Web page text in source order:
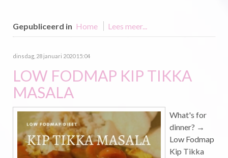
Gepubliceerd in Home Lees meer...
dinsdag, 28 januari 2020 15:04
LOW FODMAP KIP TIKKA
MASALA
What's for
dinner? →
Low Fodmap
Kip Tikka